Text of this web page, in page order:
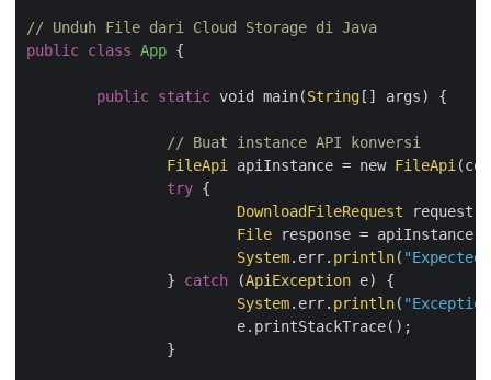
// Unduh File dari Cloud Storage di Java
public class App {
public static void main(String [] args) {
FileApi apiInstance = new FileApi
try {
DownloadFileRequest request
File response =
System.err. println(
		}
catch (ApiException e) {
System.err. println(